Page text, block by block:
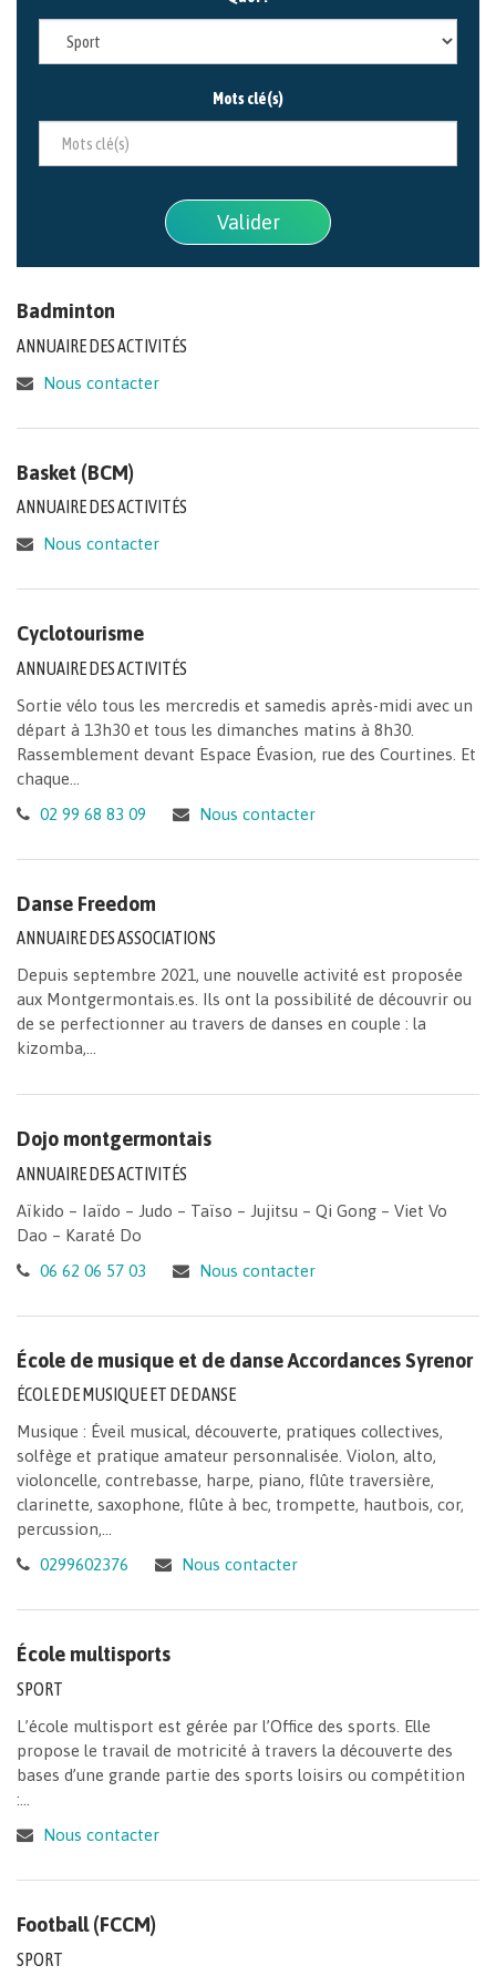
Mots clé(s)
Valider
Badminton
ANNUAIRE DES ACTIVITÉS
Nous contacter
Basket (BCM)
ANNUAIRE DES ACTIVITÉS
Nous contacter
Cyclotourisme
ANNUAIRE DES ACTIVITÉS
Sortie vélo tous les mercredis et samedis après-midi avec un
départ à 13h30 et tous les dimanches matins à 8h30.
Rassemblement devant Espace Évasion, rue des Courtines. Et
chaque...
02 99 68 83 09
Nous contacter
Danse Freedom
ANNUAIRE DES ASSOCIATIONS
Depuis septembre 2021, une nouvelle activité est proposée
aux Montgermontais.es. Ils ont la possibilité de découvrir ou
de se perfectionner au travers de danses en couple : la
kizomba,...
Dojo montgermontais
ANNUAIRE DES ACTIVITÉS
Aïkido – Iaïdo – Judo – Taïso – Jujitsu – Qi Gong – Viet Vo
Dao – Karaté Do
06 62 06 57 03
Nous contacter
École de musique et de danse Accordances Syrenor
ÉCOLE DE MUSIQUE ET DE DANSE
Musique : Éveil musical, découverte, pratiques collectives,
solfège et pratique amateur personnalisée. Violon, alto,
violoncelle, contrebasse, harpe, piano, flûte traversière,
clarinette, saxophone, flûte à bec, trompette, hautbois, cor,
percussion,...
0299602376
Nous contacter
École multisports
SPORT
L’école multisport est gérée par l’Office des sports. Elle
propose le travail de motricité à travers la découverte des
bases d’une grande partie des sports loisirs ou compétition
:...
Nous contacter
Football (FCCM)
SPORT